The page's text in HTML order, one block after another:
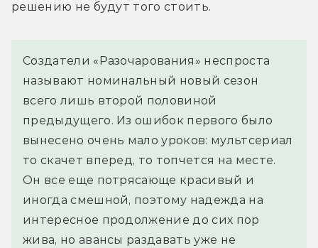
решению не будут того стоить.
Создатели «Разочарования» неспроста
называют номинальный новый сезон
всего лишь второй половиной
предыдущего. Из ошибок первого было
вынесено очень мало уроков: мультсериал
то скачет вперед, то топчется на месте.
Он все еще потрясающе красивый и
иногда смешной, поэтому надежда на
интересное продолжение до сих пор
жива, но авансы раздавать уже не